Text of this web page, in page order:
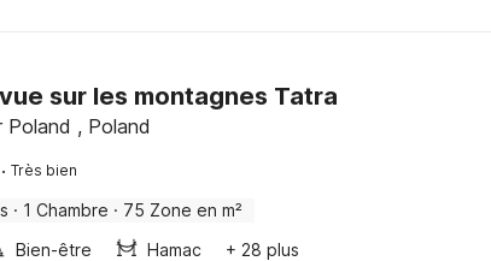
sur les montagnes Tatra
Poland , Poland
· Très bien
· 1 Chambre · 75 Zone en m²
Bien-être Hamac
+ 28 plus